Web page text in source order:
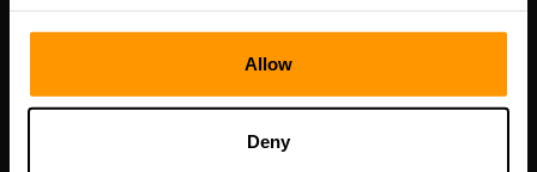
Allow
Deny
Navigace